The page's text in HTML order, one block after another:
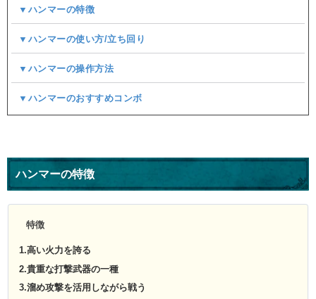
▼ハンマーの特徴
▼ハンマーの使い方/立ち回り
▼ハンマーの操作方法
▼ハンマーのおすすめコンボ
ハンマーの特徴
特徴
1.高い火力を誇る
2.貴重な打撃武器の一種
3.溜め攻撃を活用しながら戦う